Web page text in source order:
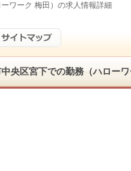
ワーク 梅田）の求人情報詳細
央区宮下での勤務（ハローワ